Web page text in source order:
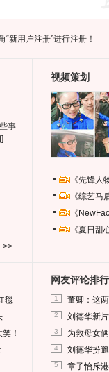
“新用户注册”进行注册！
事
>>
视频策划
《先锋
《综艺
《
《夏日
毯
！
网友评论排行
1 董卿：这
2 刘德华新
3 为救母女
4 刘德华扮
5 章子怡斥